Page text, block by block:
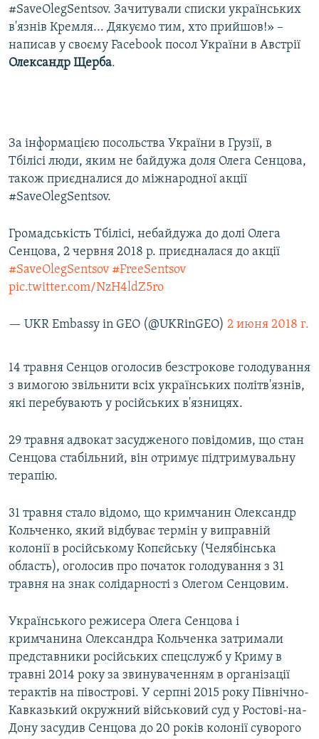
#SaveOlegSentsov. Зачитували списки українських
в'язнів Кремля... Дякуємо тим, хто прийшов!» –
написав у своєму Facebook посол України в Австрії
Олександр Щерба.
За інформацією посольства України в Грузії, в
Тбілісі люди, яким не байдужа доля Олега Сенцова,
також приєдналися до міжнародної акції
#SaveOlegSentsov.
Громадськість Тбілісі, небайдужа до долі Олега
Сенцова, 2 червня 2018 р. приєдналася до акції
#SaveOlegSentsov #FreeSentsov
pic.twitter.com/NzH4ldZ5ro
— UKR Embassy in GEO (@UKRinGEO) 2 июня 2018 г.
14 травня Сенцов оголосив безстрокове голодування
з вимогою звільнити всіх українських політв'язнів,
які перебувають у російських в'язницях.
29 травня адвокат засудженого повідомив, що стан
Сенцова стабільний, він отримує підтримувальну
терапію.
31 травня стало відомо, що кримчанин Олександр
Кольченко, який відбуває термін у виправній
колонії в російському Копєйську (Челябінська
область), оголосив про початок голодування з 31
травня на знак солідарності з Олегом Сенцовим.
Українського режисера Олега Сенцова і
кримчанина Олександра Кольченка затримали
представники російських спецслужб у Криму в
травні 2014 року за звинуваченням в організації
терактів на півострові. У серпні 2015 року Північно-
Кавказький окружний військовий суд у Ростові-на-
Дону засудив Сенцова до 20 років колонії суворого